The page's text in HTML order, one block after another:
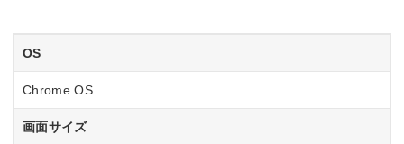
OS
Chrome OS
画面サイズ